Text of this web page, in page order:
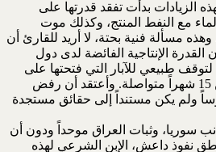
الزيادات بدأت تفقد قدرتها على
الماء مع النفط المنتج، وكذلك موت
مسألة فنية بحتة، لا أريد للقارئ أن
القدرة الإنتاجية الفائضة لدى دول
لتوقف طبيعي للآبار التي فتحتها على
مصراعيها ولفترة زادت عن 15 شهراً متواصلة. وأعتقد أن رفض
ولم يكن مستنداً إلى حقائق مستجدة
سوريا، وثبات العراق موحداً ودون أن
نفوذ داعش، الإبن الشرعي لهذه